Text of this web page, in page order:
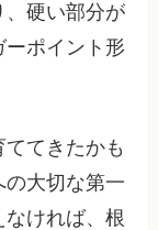
、硬い部分が
ポイント形
ててきたかも
の大切な第一
ければ、根